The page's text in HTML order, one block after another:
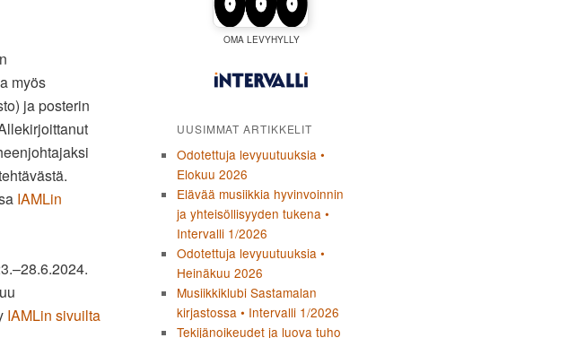
myös
ja posterin
IAMLin
IAMLin sivuilta
OMA LEVYHYLLY
UUSIMMAT ARTIKKELIT
Odotettuja levyuutuuksia •
Elokuu 2026
Elävää musiikkia hyvinvoinnin
ja yhteisöllisyyden tukena •
Intervalli 1/2026
Odotettuja levyuutuuksia •
Heinäkuu 2026
Musiikkiklubi Sastamalan
kirjastossa • Intervalli 1/2026
Tekijänoikeudet ja luova tuho